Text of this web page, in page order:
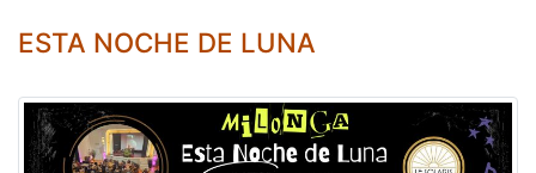
ESTA NOCHE DE LUNA